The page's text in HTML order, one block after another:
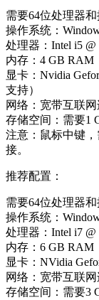
需要64位处理器
操作系统：
处理器：Intel i5
内存：4 GB RAM
显卡：Nvidia
支持）
网络：宽带互联
存储空间：需要1
注意：鼠标中键
接。
推荐配置：
需要64位处理器
操作系统：
处理器：Intel i7
内存：6 GB RAM
显卡：NVidia
网络：宽带互联
存储空间：需要3